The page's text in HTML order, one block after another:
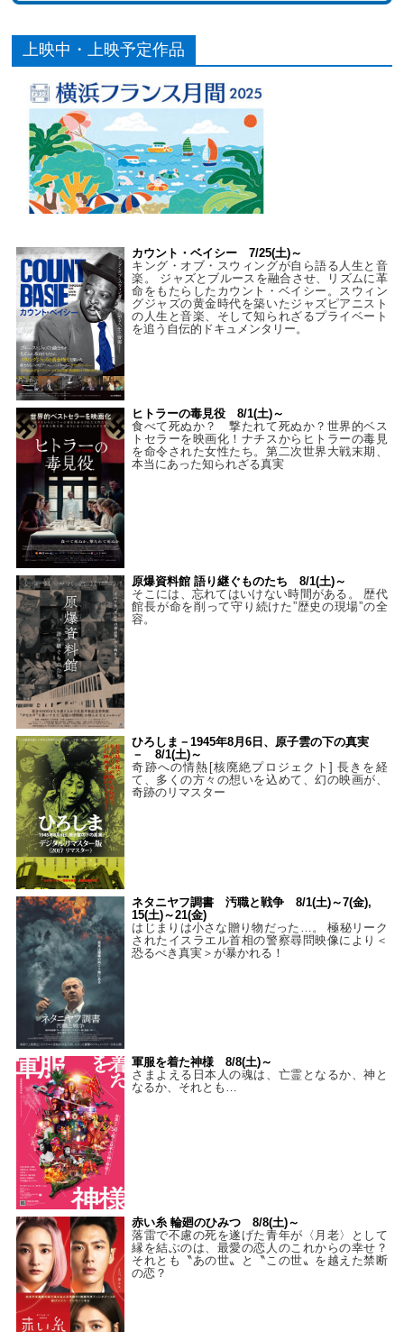
上映中・上映予定作品
カウント・ベイシー 7/25(土)～
キング・オブ・スウィングが自ら語る人生と音
楽。 ジャズとブルースを融合させ、リズムに革
命をもたらしたカウント・ベイシー。スウィン
グジャズの黄金時代を築いたジャズピアニスト
の人生と音楽、そして知られざるプライベート
を追う自伝的ドキュメンタリー。
ヒトラーの毒見役 8/1(土)～
食べて死ぬか？ 撃たれて死ぬか？世界的ベス
トセラーを映画化！ナチスからヒトラーの毒見
を命令された女性たち。第二次世界大戦末期、
本当にあった知られざる真実
原爆資料館 語り継ぐものたち 8/1(土)～
そこには、忘れてはいけない時間がある。 歴代
館長が命を削って守り続けた”歴史の現場”の全
容。
ひろしま－1945年8月6日、原子雲の下の真実
－ 8/1(土)～
奇跡への情熱[核廃絶プロジェクト] 長きを経
て、多くの方々の想いを込めて、幻の映画が、
奇跡のリマスター
ネタニヤフ調書 汚職と戦争 8/1(土)～7(金),
15(土)～21(金)
はじまりは小さな贈り物だった…。 極秘リーク
されたイスラエル首相の警察尋問映像により＜
恐るべき真実＞が暴かれる！
軍服を着た神様 8/8(土)～
さまよえる日本人の魂は、亡霊となるか、神と
なるか、それとも…
赤い糸 輪廻のひみつ 8/8(土)～
落雷で不慮の死を遂げた青年が〈月老〉として
縁を結ぶのは、最愛の恋人のこれからの幸せ？
それとも〝あの世〟と〝この世〟を越えた禁断
の恋？